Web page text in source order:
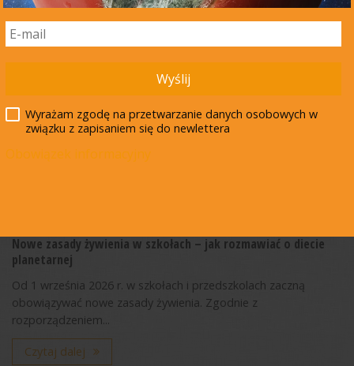
15 lipca 2026
Nowe zasady żywienia w szkołach – jak rozmawiać o diecie
planetarnej
Od 1 września 2026 r. w szkołach i przedszkolach zaczną
obowiązywać nowe zasady żywienia. Zgodnie z
rozporządzeniem...
Czytaj dalej
Wyślij
Wyrażam zgodę na przetwarzanie danych osobowych w
związku z zapisaniem się do newlettera
Obowiązek informacyjny